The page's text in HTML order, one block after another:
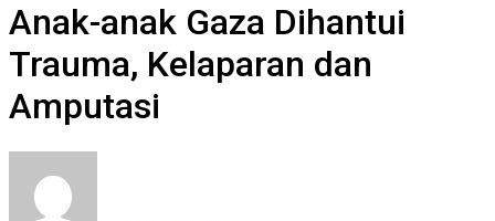
Anak-anak Gaza Dihantui
Trauma, Kelaparan dan
Amputasi